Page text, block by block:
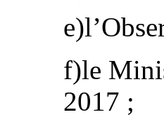
f)le
2017 ;